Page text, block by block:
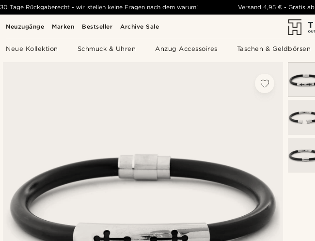
Neuzugänge Marken Bestseller Archive Sale
Neue Kollektion Schmuck & Uhren Anzug Accessoires Taschen & Geldbörsen
30 Tage Rückgaberecht - wir stellen keine Fragen nach dem warum! Versand 4,95 € -Gratis ab